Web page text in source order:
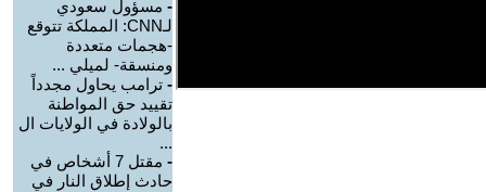
- مسؤول سعودي
لـCNN: المملكة تتوقع
-هجمات متعددة
ومنسقة- لميلي ...
- ترامب يحاول مجدداً
تقييد حق المواطنة
بالولادة في الولايات ال
...
-
مقتل 7 أشخاص في
حادث إطلاق النار في